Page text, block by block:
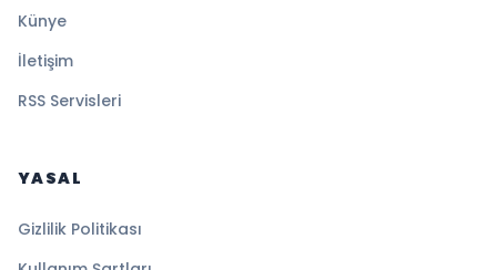
Künye
İletişim
RSS Servisleri
YASAL
Gizlilik Politikası